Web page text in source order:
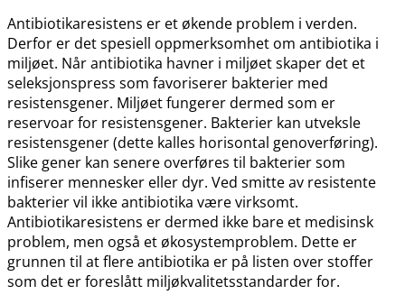
Antibiotikaresistens er et økende problem i verden.
Derfor er det spesiell oppmerksomhet om antibiotika i
miljøet. Når antibiotika havner i miljøet skaper det et
seleksjonspress som favoriserer bakterier med
resistensgener. Miljøet fungerer dermed som er
reservoar for resistensgener. Bakterier kan utveksle
resistensgener (dette kalles horisontal genoverføring).
Slike gener kan senere overføres til bakterier som
infiserer mennesker eller dyr. Ved smitte av resistente
bakterier vil ikke antibiotika være virksomt.
Antibiotikaresistens er dermed ikke bare et medisinsk
problem, men også et økosystemproblem. Dette er
grunnen til at flere antibiotika er på listen over stoffer
som det er foreslått miljøkvalitetsstandarder for.